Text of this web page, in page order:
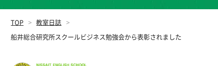
TOP
教室日誌
船井総合研究所スクールビジネス勉強会から表彰されました